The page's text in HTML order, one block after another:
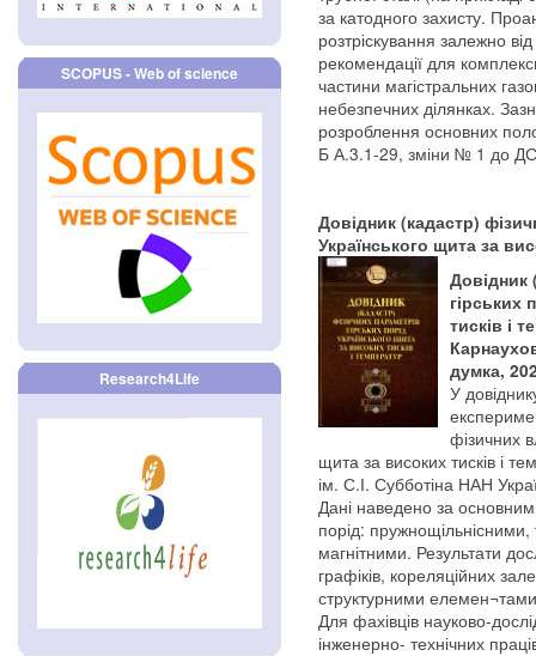
SCOPUS - Web of science
Research4Life
за катодного захисту.
розтріскування залежно
рекомендації для
частини магістральних
небезпечних ділянках.
розроблення основних
Б А.3.1-29, зміни № 1 до
Довідник (кадастр)
Українського щита за
Довідник
гірських
тисків і
думка,
У
фізичних
щита за високих тисків і
ім. С.І. Субботіна НАН
Дані наведено за
порід:
магнітними. Результати
графіків, кореляційних
структурними
Для фахівців науково-
інженерно- технічних